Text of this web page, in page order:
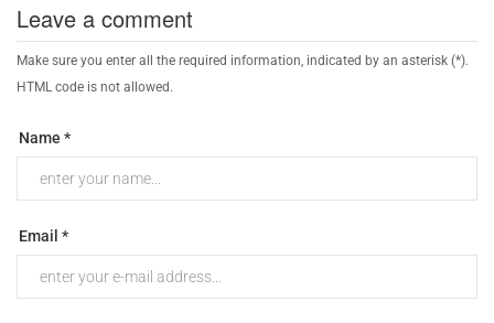
Leave a comment
Make sure you enter all the required information, indicated by an asterisk (*).
HTML code is not allowed.
Name *
Email *